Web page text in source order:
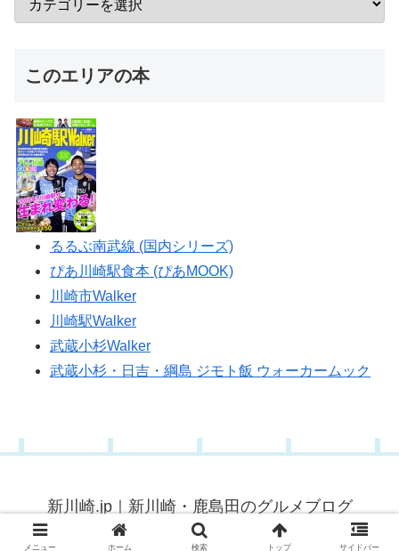
このエリアの本
るるぶ南武線 (国内シリーズ)
ぴあ川崎駅食本 (ぴあMOOK)
川崎市Walker
川崎駅Walker
武蔵小杉Walker
武蔵小杉・日吉・綱島 ジモト飯 ウォーカームック
新川崎.jp｜新川崎・鹿島田のグルメブログ
© 2015 新川崎.jp｜新川崎・鹿島田のグルメブログ.
メニュー ホーム 検索 トップ サイドバー